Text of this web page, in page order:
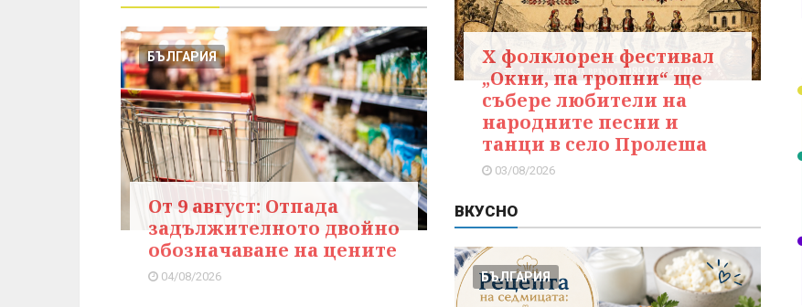
БЪЛГАРИЯ
От 9 август: Отпада
задължителното двойно
обозначаване на цените
04/08/2026
X фолклорен фестивал
„Окни, па тропни“ ще
събере любители на
народните песни и
танци в село Пролеша
03/08/2026
ВКУСНО
БЪЛГАРИЯ